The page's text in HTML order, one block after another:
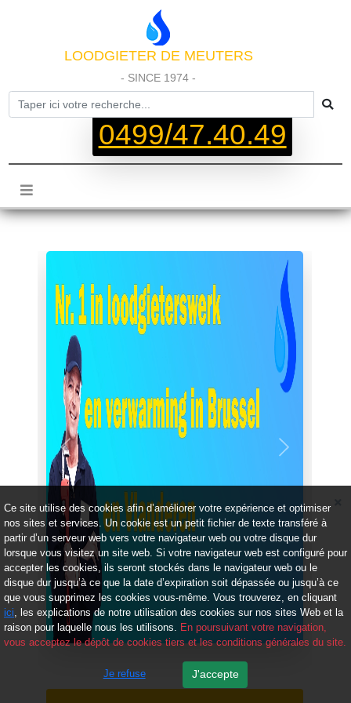
LOODGIETER DE MEUTERS
- SINCE 1974 -
0499/47.40.49
Précédent Suivant
Ce site utilise des cookies afin d’améliorer votre expérience et optimiser
nos sites et services. Un cookie est un petit fichier de texte transféré à
partir d’un serveur web vers votre navigateur web ou votre disque dur
lorsque vous visitez un site web. Si votre navigateur web est configuré pour
accepter les cookies, ils seront stockés dans le navigateur web ou le
disque dur jusqu’à ce que la date d’expiration soit dépassée ou jusqu’à ce
que vous supprimez les cookies vous-même. Vous trouverez, en cliquant
ici, les explications de notre utilisation des cookies sur nos sites Web et la
raison pour laquelle nous les utilisons. En poursuivant votre navigation,
vous acceptez le dépôt de cookies tiers et les conditions générales du site.
Je refuse J'accepte